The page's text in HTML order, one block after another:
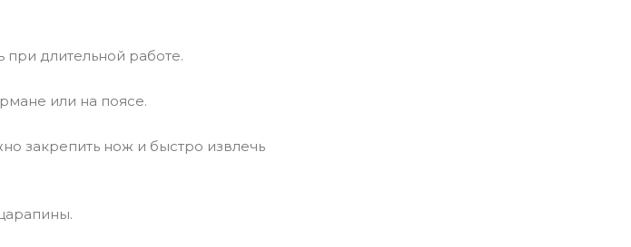
при длительной работе.
или на поясе.
закрепить нож и быстро извлечь